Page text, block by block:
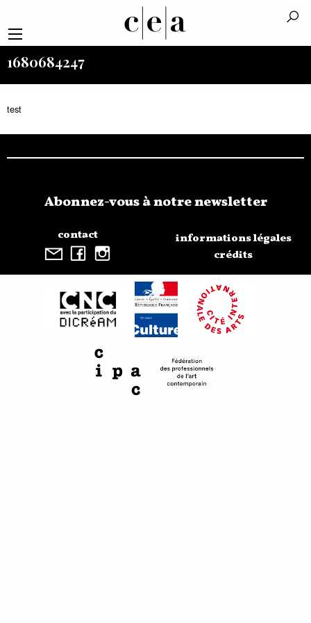
1680684247
test
contact
Abonnez-vous à notre newsletter
informations légales
crédits